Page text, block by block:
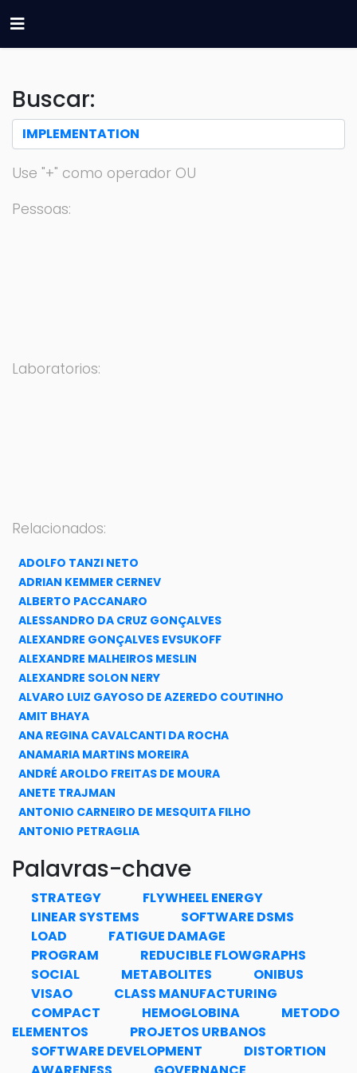
Buscar:
Use "+" como operador OU
Pessoas:
Laboratorios:
Relacionados:
ADOLFO TANZI NETO
ADRIAN KEMMER CERNEV
ALBERTO PACCANARO
ALESSANDRO DA CRUZ GONÇALVES
ALEXANDRE GONÇALVES EVSUKOFF
ALEXANDRE MALHEIROS MESLIN
ALEXANDRE SOLON NERY
ALVARO LUIZ GAYOSO DE AZEREDO COUTINHO
AMIT BHAYA
ANA REGINA CAVALCANTI DA ROCHA
ANAMARIA MARTINS MOREIRA
ANDRÉ AROLDO FREITAS DE MOURA
ANETE TRAJMAN
ANTONIO CARNEIRO DE MESQUITA FILHO
ANTONIO PETRAGLIA
AQUILINO SENRA MARTINEZ
Palavras-chave
STRATEGY
FLYWHEEL ENERGY
LINEAR SYSTEMS
SOFTWARE DSMS
LOAD
FATIGUE DAMAGE
PROGRAM
REDUCIBLE FLOWGRAPHS
SOCIAL
METABOLITES
ONIBUS
VISAO
CLASS MANUFACTURING
COMPACT
HEMOGLOBINA
METODO
ELEMENTOS
PROJETOS URBANOS
SOFTWARE DEVELOPMENT
DISTORTION